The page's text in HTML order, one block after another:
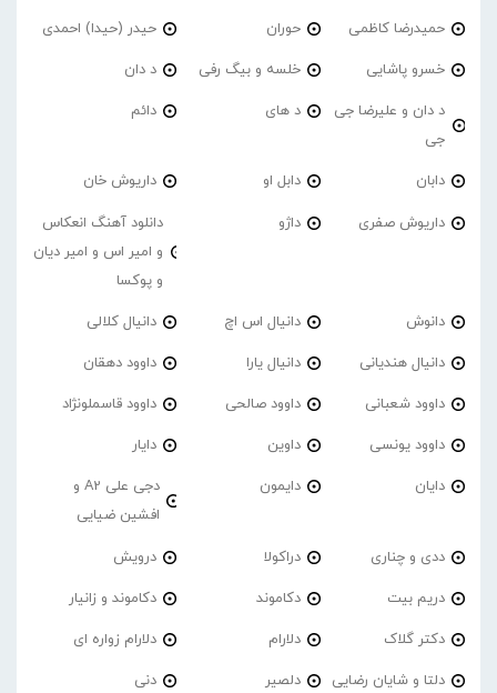
حمیدرضا کاظمی حوران حیدر (حیدا) احمدی
خسرو پاشایی خلسه و بیگ رفی د دان
د دان و علیرضا جی
جی
د های دائم
دابان دابل او داریوش خان
داریوش صفری داژو
دانلود آهنگ انعکاس
و امیر اس و امیر دیان
و پوکسا
دانوش دانیال اس اچ دانیال کلالی
دانیال هندیانی دانیال یارا داوود دهقان
داوود شعبانی داوود صالحی داوود قاسملونژاد
داوود یونسی داوین دایار
دایان دایمون
دجی علی A2 و
افشین ضیایی
ددی و چناری دراکولا درویش
دریم بیت دکاموند دکاموند و زانیار
دکتر گلاک دلارام دلارام زواره ای
دلتا و شایان رضایی دلصیر دنی